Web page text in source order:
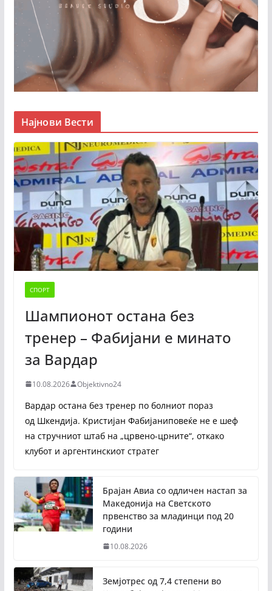
Најнови Вести
СПОРТ
Шампионот остана без
тренер – Фабијани е минато
за Вардар
10.08.2026 Objektivno24
Вардар остана без тренер по болниот пораз
од Шкендија. Кристијан Фабијаниповеќе не е шеф
на стручниот штаб на „црвено-црните“, откако
клубот и аргентинскиот стратег
Брајан Авиа со одличен настап за
Македонија на Светското
првенство за младинци под 20
години
10.08.2026
Земјотрес од 7,4 степени во